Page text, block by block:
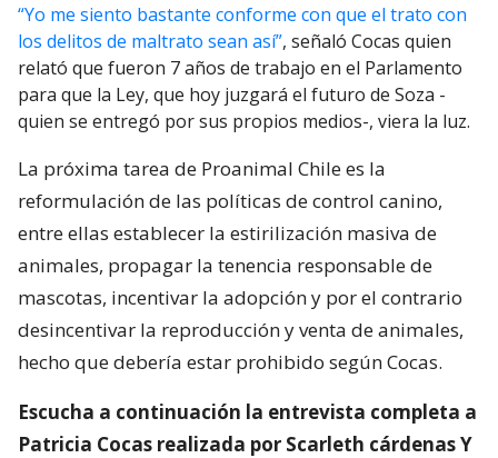
“Yo me siento bastante conforme con que el trato con
los delitos de maltrato sean así”, señaló Cocas quien
relató que fueron 7 años de trabajo en el Parlamento
para que la Ley, que hoy juzgará el futuro de Soza -
quien se entregó por sus propios medios-, viera la luz.
La próxima tarea de Proanimal Chile es la
reformulación de las políticas de control canino,
entre ellas establecer la estirilización masiva de
animales, propagar la tenencia responsable de
mascotas, incentivar la adopción y por el contrario
desincentivar la reproducción y venta de animales,
hecho que debería estar prohibido según Cocas.
Escucha a continuación la entrevista completa a
Patricia Cocas realizada por Scarleth cárdenas Y